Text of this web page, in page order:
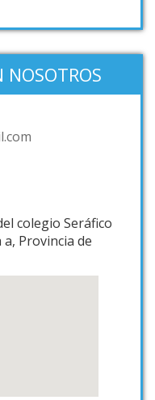
colegio Seráfico
Provincia de